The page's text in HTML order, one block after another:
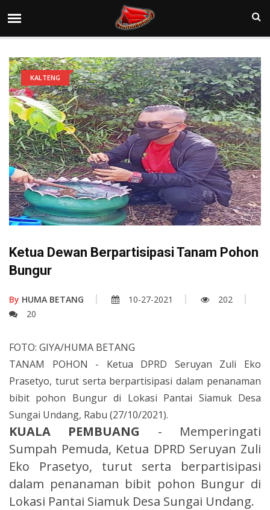
KALTENG
Ketua Dewan Berpartisipasi Tanam Pohon
Bungur
By HUMA BETANG 10-27-2021
202
20
FOTO: GIYA/HUMA BETANG
TANAM POHON - Ketua DPRD Seruyan Zuli Eko
Prasetyo, turut serta berpartisipasi dalam penanaman
bibit pohon Bungur di Lokasi Pantai Siamuk Desa
Sungai Undang, Rabu (27/10/2021).
KUALA PEMBUANG - Memperingati
Sumpah Pemuda, Ketua DPRD Seruyan Zuli
Eko Prasetyo, turut serta berpartisipasi
dalam penanaman bibit pohon Bungur di
Lokasi Pantai Siamuk Desa Sungai Undang.